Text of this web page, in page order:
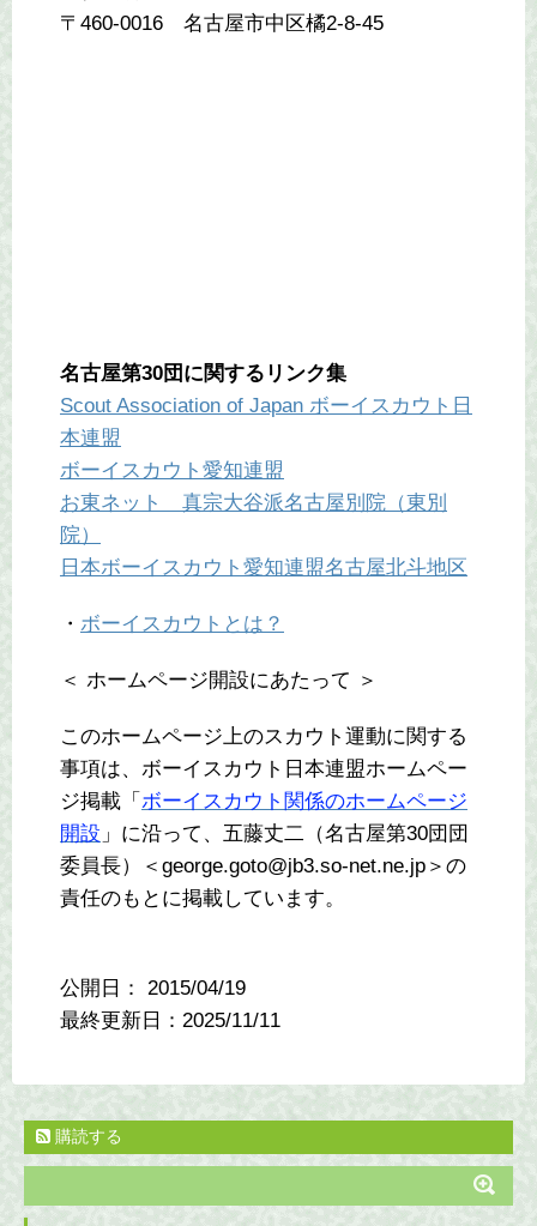
〒460-0016 名古屋市中区橘2-8-45
名古屋第30団に関するリンク集
Scout Association of Japan ボーイスカウト日
本連盟
ボーイスカウト愛知連盟
お東ネット 真宗大谷派名古屋別院（東別
院）
日本ボーイスカウト愛知連盟名古屋北斗地区
・ ボーイスカウトとは？
＜ ホームページ開設にあたって ＞
このホームページ上のスカウト運動に関する
事項は、ボーイスカウト日本連盟ホームペー
ジ掲載「 ボーイスカウト関係のホームページ
開設 」に沿って、五藤丈二（名古屋第30団団
委員長）＜george.goto@jb3.so-net.ne.jp＞の
責任のもとに掲載しています。
公開日： 2015/04/19
最終更新日：2025/11/11
購読する